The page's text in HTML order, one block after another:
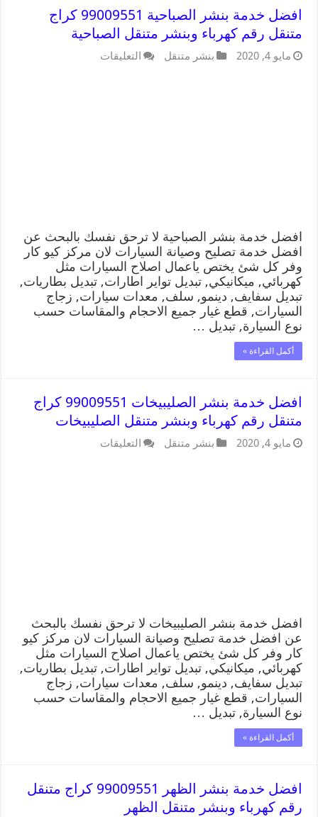
افضل خدمة بنشر الصباحية 99009551 كراج
متنقل رقم كهرباء وبنشر متنقل الصباحية
مايو 4, 2020 بنشر متنقل التعليقات
افضل خدمة بنشر الصباحية لا ترحق نفسك بالبحث عن
افضل خدمة تصليح وصيانة السيارات لان مركز كيو كار
وفر كل شئ يختص ياعمال اصلاح السيارات مثل
كهربائي, ميكانيكي, تبديل تواير اطارات, تبديل بطاريات,
تبديل سفايف, دينمو, سلف, معدات سيارات, زجاج
السيارات, قطع غيار جميع الاحجام والمقاسات حسب
نوع السيارة, تبديل …
أكمل القراءة »
افضل خدمة بنشر الصليبيخات 99009551 كراج
متنقل رقم كهرباء وبنشر متنقل الصليبيخات
مايو 4, 2020 بنشر متنقل التعليقات
افضل خدمة بنشر الصليبيخات لا ترحق نفسك بالبحث
عن افضل خدمة تصليح وصيانة السيارات لان مركز كيو
كار وفر كل شئ يختص ياعمال اصلاح السيارات مثل
كهربائي, ميكانيكي, تبديل تواير اطارات, تبديل بطاريات,
تبديل سفايف, دينمو, سلف, معدات سيارات, زجاج
السيارات, قطع غيار جميع الاحجام والمقاسات حسب
نوع السيارة, تبديل …
أكمل القراءة »
افضل خدمة بنشر الظهر 99009551 كراج متنقل
رقم كهرباء وبنشر متنقل الظهر